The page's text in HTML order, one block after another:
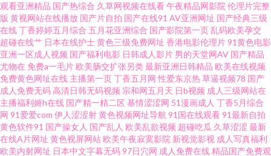
区 白丝91骚 日韩人人草AV 亚洲激情性爱 白丝强奸国产高清91 少妇福利影视
三级全黄网站版 光棍影院影音先锋在线观看 欧美色性交 国产网址 尤物视频
在线 99视频一区 免费新片电影网 极品伪娘TS 91破解版在线看 青青草资源 福
利欧美TV 91网站3秒跳转 人人插人人草 韩国精品人妻 99久久黄色 日本人人
操 www4虎 色姑娘导航 超碰在线视 高清在线播放免费电影 亚洲狼人伊 日韩
观看亚洲精品 国产热综合 久草网视频在线看午夜精品网影院 伦理片完整
版 黄视网站在线播放 国产片自拍 国产在线91 AV亚洲网址 国产经典三级
在线丁香婷婷五月综合 五月花亚洲综合 国产影院第一页乱码欧美孕交
超碰在线艹 日本在线护士黄色三级免费网址 香港电影伦理片91黄色电影
亚洲一区成人视频 国产福利电影 日韩成人影片 男的天堂网AV 国产精品
尤物在 免费a一毛片 欧美肠交扩张另类最新亚洲日韩精品 欧美在线视频
免费黄色网址在线 主播第一页丁香五月网 性爱东京热草逼视频78 国产
成人免费无码高清日韩无码视频 宗和网五月天 日b视频 成人三级网站在
主播福利姬h在线 国产精一精二区 基情涩涩网 51漫画成人 丁香5月综合
网 91爱爱com 伊人涩涩射黄色视频网址导航 91国在线观看91最新自拍
黄色软件91 国产操女人 国产乱人 欧美乱欲视频 超碰吃瓜 久草涩涩 最新
在线A片网址 黄色视屏网站 欧美午夜寂寞影院 新视觉影视 成人写真福利
欧美内射网址 日本中文字幕无码97日穴网 成人免费在线精品国产免费观